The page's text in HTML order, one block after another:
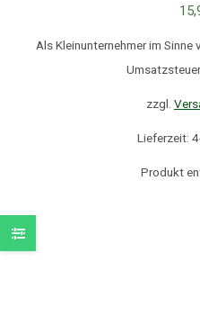
Als Kleinunternehmer im
zzgl.
Lieferzeit:
Produkt